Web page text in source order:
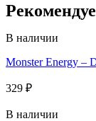
В наличии
Monster Energy –
329 ₽
В наличии